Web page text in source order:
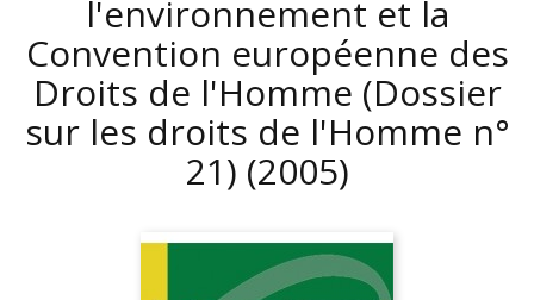
l'environnement et la
Convention européenne des
Droits de l'Homme (Dossier
sur les droits de l'Homme n°
21) (2005)